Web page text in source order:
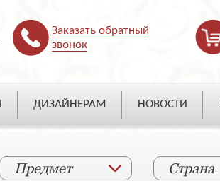
Заказать обратный
звонок
ДИЗАЙНЕРАМ НОВОСТИ
Предмет Страна